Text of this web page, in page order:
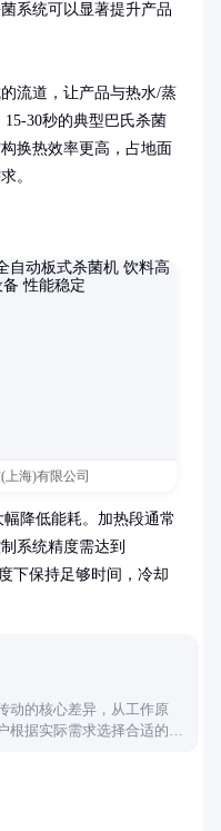
系统可以显著提升产品
流道，让产品与热水/蒸
30秒的典型巴氏杀菌
换热效率更高，占地面
。
海)有限公司
降低能耗。加热段通常
系统精度需达到
下保持足够时间，冷却
动的核心差异，从工作原
根据实际需求选择合适的传